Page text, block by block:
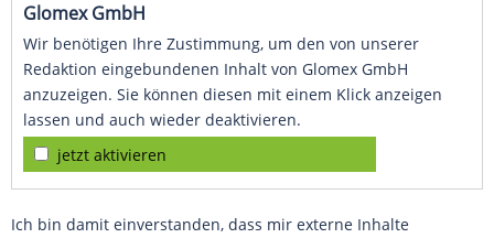
Glomex GmbH
Wir benötigen Ihre Zustimmung, um den von unserer
Redaktion eingebundenen Inhalt von Glomex GmbH
anzuzeigen. Sie können diesen mit einem Klick anzeigen
lassen und auch wieder deaktivieren.
jetzt aktivieren
Ich bin damit einverstanden, dass mir externe Inhalte